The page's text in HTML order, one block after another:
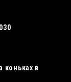
коньках в